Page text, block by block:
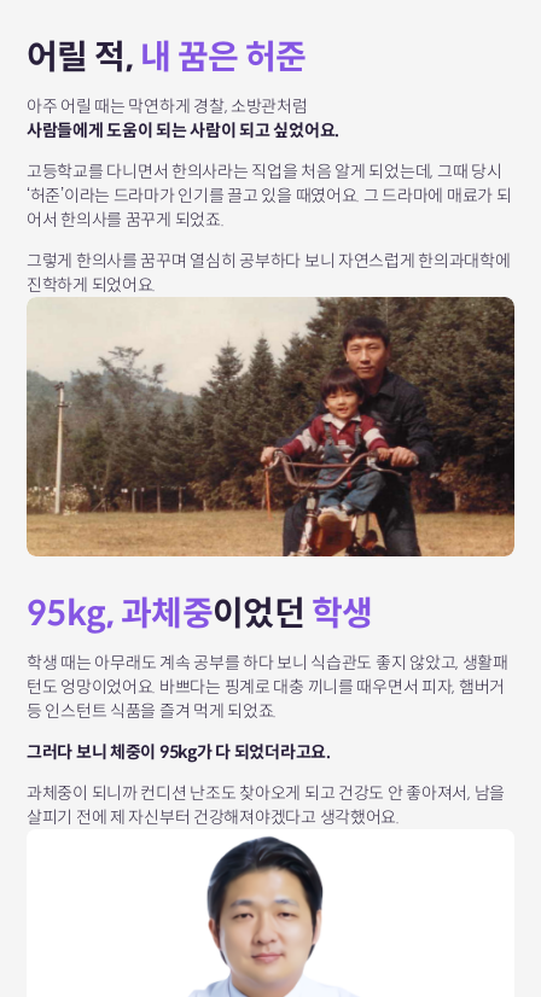
어릴 적, 내 꿈은 허준
아주 어릴 때는 막연하게 경찰, 소방관처럼
사람들에게 도움이 되는 사람이 되고 싶었어요.
고등학교를 다니면서 한의사라는 직업을 처음 알게 되었는데,그때 당시
‘허준’이라는 드라마가 인기를 끌고 있을 때였어요.그 드라마에 매료가 되
어서 한의사를 꿈꾸게 되었죠.
그렇게 한의사를 꿈꾸며 열심히 공부하다 보니 자연스럽게 한의과대학에
진학하게 되었어요.
95kg, 과체중이었던 학생
학생 때는 아무래도 계속 공부를 하다 보니 식습관도 좋지 않았고, 생활패
턴도 엉망이었어요. 바쁘다는 핑계로 대충 끼니를 때우면서 피자, 햄버거
등 인스턴트 식품을 즐겨 먹게 되었죠.
그러다 보니 체중이 95kg가 다 되었더라고요.
과체중이 되니까 컨디션 난조도 찾아오게 되고 건강도 안 좋아져서, 남을
살피기 전에 제 자신부터 건강해져야겠다고 생각했어요.